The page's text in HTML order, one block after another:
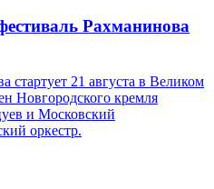
Рахманинова
стартует 21 августа в Великом
Новгородского кремля
и Московский
оркестр.